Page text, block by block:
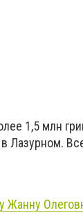
1,5 млн
Лазурном.
Жанну